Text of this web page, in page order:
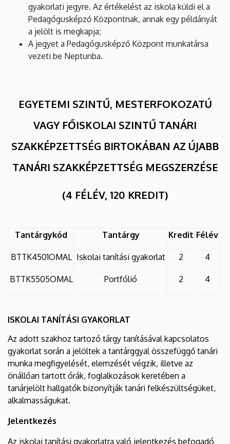
gyakorlati jegyre. Az értékelést az iskola küldi el a
Pedagógusképző Központnak, annak egy példányát
a jelölt is megkapja;
A jegyet a Pedagógusképző Központ munkatársa
vezeti be Neptunba.
EGYETEMI SZINTŰ, MESTERFOKOZATÚ
VAGY FŐISKOLAI SZINTŰ TANÁRI
SZAKKÉPZETTSÉG BIRTOKÁBAN AZ ÚJABB
TANÁRI SZAKKÉPZETTSÉG MEGSZERZÉSE
(4 FÉLÉV, 120 KREDIT)
Tantárgykód Tantárgy Kredit Félév
BTTK4501OMAL Iskolai tanítási gyakorlat 2 4
BTTK5505OMAL Portfólió 2 4
ISKOLAI TANÍTÁSI GYAKORLAT
Az adott szakhoz tartozó tárgy tanításával kapcsolatos
gyakorlat során a jelöltek a tantárggyal összefüggő tanári
munka megfigyelését, elemzését végzik, illetve az
önállóan tartott órák, foglalkozások keretében a
tanárjelölt hallgatók bizonyítják tanári felkészültségüket,
alkalmasságukat.
Jelentkezés
Az iskolai tanítási gyakorlatra való jelentkezés befogadó